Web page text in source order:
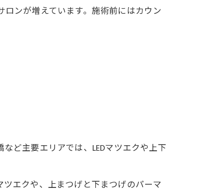
ンが増えています。施術前にはカウン
ど主要エリアでは、LEDマツエクや上下
エクや、上まつげと下まつげのパーマ